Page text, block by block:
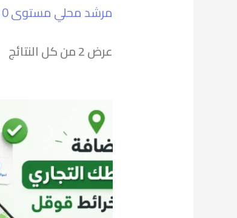
مرشد محلي مستوى 10
عرض ⁦2⁩ من كل النتائج
الأصلي
هو:
1.200,00 ر.س.